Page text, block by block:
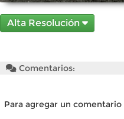
Alta Resolución
Comentarios:
Para agregar un comentario